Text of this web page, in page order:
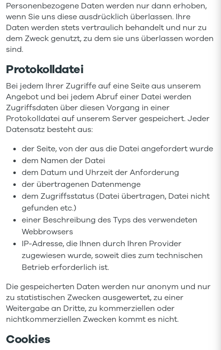
Personenbezogene Daten werden nur dann erhoben,
wenn Sie uns diese ausdrücklich überlassen. Ihre
Daten werden stets vertraulich behandelt und nur zu
dem Zweck genutzt, zu dem sie uns überlassen worden
sind.
Protokolldatei
Bei jedem Ihrer Zugriffe auf eine Seite aus unserem
Angebot und bei jedem Abruf einer Datei werden
Zugriffsdaten über diesen Vorgang in einer
Protokolldatei auf unserem Server gespeichert. Jeder
Datensatz besteht aus:
der Seite, von der aus die Datei angefordert wurde
dem Namen der Datei
dem Datum und Uhrzeit der Anforderung
der übertragenen Datenmenge
dem Zugriffsstatus (Datei übertragen, Datei nicht
gefunden etc.)
einer Beschreibung des Typs des verwendeten
Webbrowsers
IP-Adresse, die Ihnen durch Ihren Provider
zugewiesen wurde, soweit dies zum technischen
Betrieb erforderlich ist.
Die gespeicherten Daten werden nur anonym und nur
zu statistischen Zwecken ausgewertet, zu einer
Weitergabe an Dritte, zu kommerziellen oder
nichtkommerziellen Zwecken kommt es nicht.
Cookies